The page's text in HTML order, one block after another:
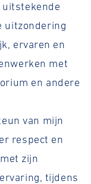
uitzondering
ervaren en
met
en andere
van mijn
respect en
zijn
tijdens